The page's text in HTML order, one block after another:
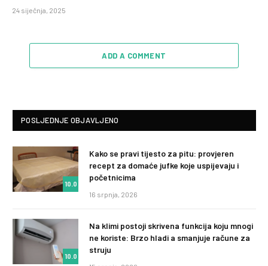
24 siječnja, 2025
ADD A COMMENT
POSLJEDNJE OBJAVLJENO
10.0
Kako se pravi tijesto za pitu: provjeren
recept za domaće jufke koje uspijevaju i
početnicima
16 srpnja, 2026
10.0
Na klimi postoji skrivena funkcija koju mnogi
ne koriste: Brzo hladi a smanjuje račune za
struju